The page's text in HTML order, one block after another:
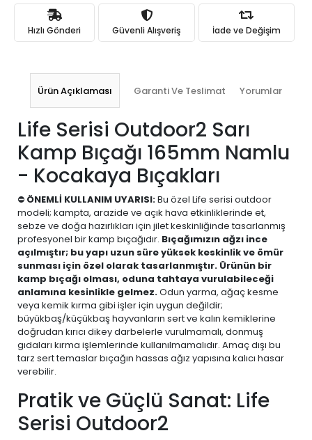
Hızlı Gönderi Güvenli Alışveriş İade ve Değişim
Ürün Açıklaması Garanti Ve Teslimat Yorumlar
Life Serisi Outdoor2 Sarı
Kamp Bıçağı 165mm Namlu
- Kocakaya Bıçakları
⛔ ÖNEMLİ KULLANIM UYARISI:Bu özel Life serisi outdoor
modeli; kampta, arazide ve açık hava etkinliklerinde et,
sebze ve doğa hazırlıkları için jilet keskinliğinde tasarlanmış
profesyonel bir kamp bıçağıdır. Bıçağımızın ağzı ince
açılmıştır; bu yapı uzun süre yüksek keskinlik ve ömür
sunması için özel olarak tasarlanmıştır. Ürünün bir
kamp bıçağı olması, oduna tahtaya vurulabileceği
anlamına kesinlikle gelmez.Odun yarma, ağaç kesme
veya kemik kırma gibi işler için uygun değildir;
büyükbaş/küçükbaş hayvanların sert ve kalın kemiklerine
doğrudan kırıcı dikey darbelerle vurulmamalı, donmuş
gıdaları kırma işlemlerinde kullanılmamalıdır. Amaç dışı bu
tarz sert temaslar bıçağın hassas ağız yapısına kalıcı hasar
verebilir.
Pratik ve Güçlü Sanat: Life
Serisi Outdoor2